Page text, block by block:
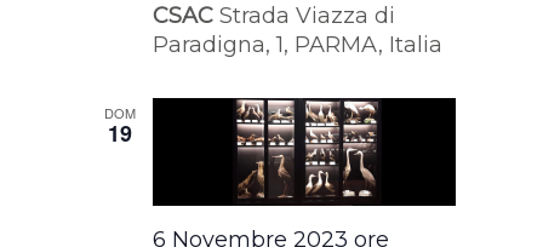
CSACStrada Viazza di
Paradigna, 1, PARMA, Italia
DOM
19
6 Novembre 2023 ore